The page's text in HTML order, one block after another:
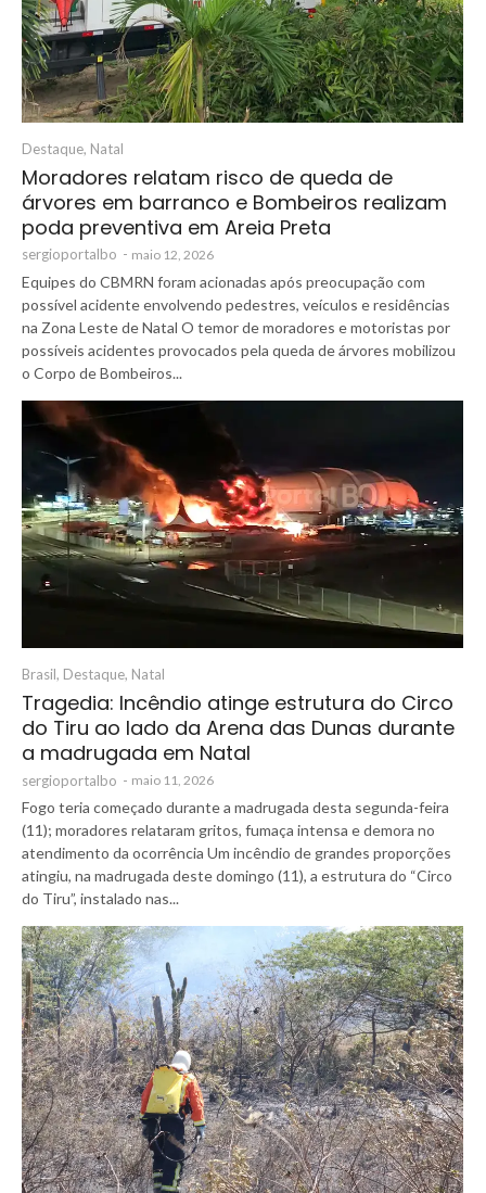
Destaque, Natal
Moradores relatam risco de queda de
árvores em barranco e Bombeiros realizam
poda preventiva em Areia Preta
sergioportalbo - maio 12, 2026
Equipes do CBMRN foram acionadas após preocupação com
possível acidente envolvendo pedestres, veículos e residências
na Zona Leste de Natal O temor de moradores e motoristas por
possíveis acidentes provocados pela queda de árvores mobilizou
o Corpo de Bombeiros...
Brasil, Destaque, Natal
Tragedia: Incêndio atinge estrutura do Circo
do Tiru ao lado da Arena das Dunas durante
a madrugada em Natal
sergioportalbo - maio 11, 2026
Fogo teria começado durante a madrugada desta segunda-feira
(11); moradores relataram gritos, fumaça intensa e demora no
atendimento da ocorrência Um incêndio de grandes proporções
atingiu, na madrugada deste domingo (11), a estrutura do “Circo
do Tiru”, instalado nas...